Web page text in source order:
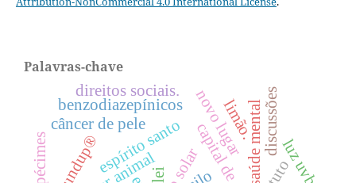
Palavras-chave
saúde mental
novo lugar
espírito santo
roundup® luz uvb
câncer de pele
benzodiazepínicos
lei
espécimes
discussões
limão.
direitos sociais.